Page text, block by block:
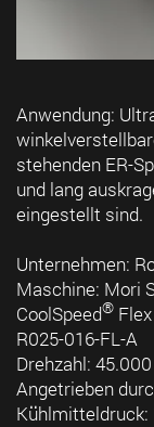
Anwendung:
stehenden ER-
und lang
eingestellt sind.
Unternehmen:
Maschine: Mori
CoolSpeed®
R025-016-FL-A
Drehzahl:
Angetrieben
Kühlmitteldruck: